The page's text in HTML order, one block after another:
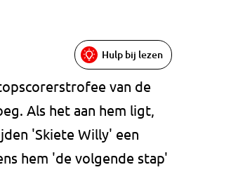
Hulp bij lezen
van de
Als het aan hem ligt,
'Skiete Willy' een
hem 'de volgende stap'